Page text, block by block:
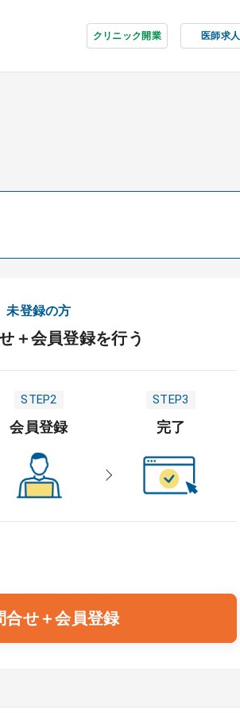
クリニック開業 医師求人
未登録の方
＋会員登録を行う
STEP2
会員登録
STEP3
完了
合せ＋会員登録